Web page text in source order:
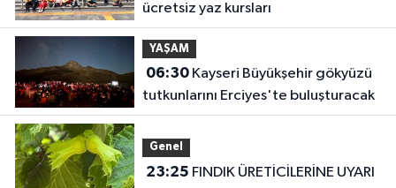
ücretsiz yaz kursları
YAŞAM
06:30Kayseri Büyükşehir gökyüzü
tutkunlarını Erciyes'te buluşturacak
Genel
23:25 FINDIK ÜRETİCİLERİNE UYARI